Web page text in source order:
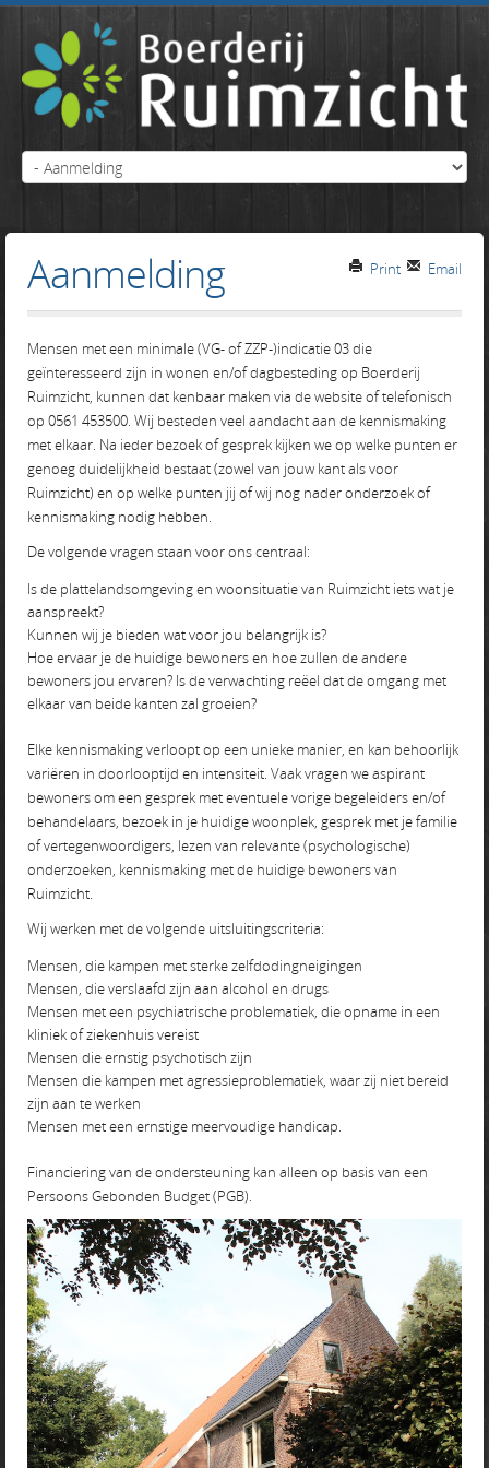
Email
Print
Aanmelding
Mensen met een minimale (VG- of ZZP-)indicatie 03 die
geïnteresseerd zijn in wonen en/of dagbesteding op Boerderij
Ruimzicht, kunnen dat kenbaar maken via de website of telefonisch
op 0561 453500. Wij besteden veel aandacht aan de kennismaking
met elkaar. Na ieder bezoek of gesprek kijken we op welke punten er
genoeg duidelijkheid bestaat (zowel van jouw kant als voor
Ruimzicht) en op welke punten jij of wij nog nader onderzoek of
kennismaking nodig hebben.
De volgende vragen staan voor ons centraal:
Is de plattelandsomgeving en woonsituatie van Ruimzicht iets wat je
aanspreekt?
Kunnen wij je bieden wat voor jou belangrijk is?
Hoe ervaar je de huidige bewoners en hoe zullen de andere
bewoners jou ervaren? Is de verwachting reëel dat de omgang met
elkaar van beide kanten zal groeien?
Elke kennismaking verloopt op een unieke manier, en kan behoorlijk
variëren in doorlooptijd en intensiteit. Vaak vragen we aspirant
bewoners om een gesprek met eventuele vorige begeleiders en/of
behandelaars, bezoek in je huidige woonplek, gesprek met je familie
of vertegenwoordigers, lezen van relevante (psychologische)
onderzoeken, kennismaking met de huidige bewoners van
Ruimzicht.
Wij werken met de volgende uitsluitingscriteria:
Mensen, die kampen met sterke zelfdodingneigingen
Mensen, die verslaafd zijn aan alcohol en drugs
Mensen met een psychiatrische problematiek, die opname in een
kliniek of ziekenhuis vereist
Mensen die ernstig psychotisch zijn
Mensen die kampen met agressieproblematiek, waar zij niet bereid
zijn aan te werken
Mensen met een ernstige meervoudige handicap.
Financiering van de ondersteuning kan alleen op basis van een
Persoons Gebonden Budget (PGB).